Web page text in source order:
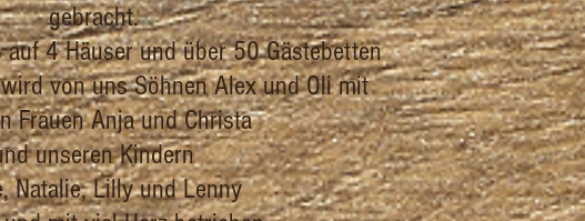
gebracht.
4 Häuser und über 50 Gästebetten
von uns Söhnen Alex und Oli mit
Frauen Anja und Christa
unseren Kindern
Natalie, Lilly und Lenny